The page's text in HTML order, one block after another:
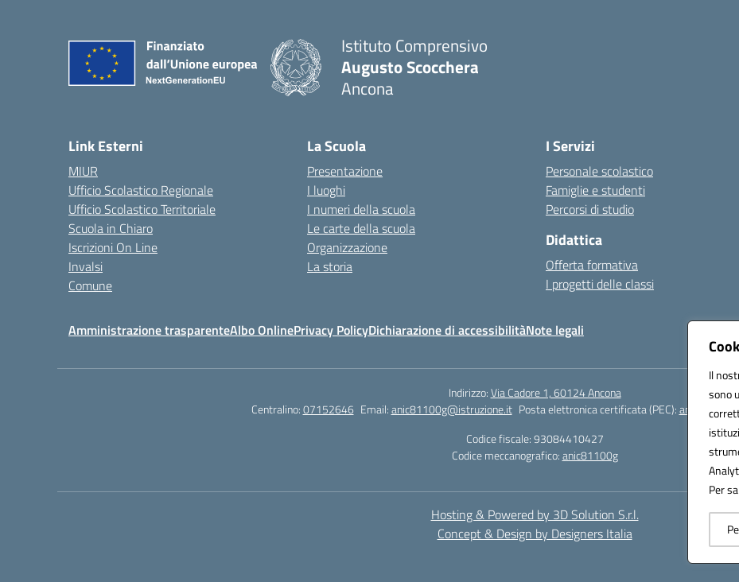
Il
sono
Per
Istituto Comprensivo
Augusto Scocchera
Ancona
Link Esterni
MIUR
Ufficio Scolastico Regionale
Ufficio Scolastico Territoriale
Scuola in Chiaro
Iscrizioni On Line
Invalsi
Comune
La Scuola
Presentazione
I luoghi
I numeri della scuola
Le carte della scuola
Organizzazione
La storia
I Servizi
Personale scolastico
Famiglie e studenti
Percorsi di studio
Didattica
Offerta formativa
I progetti delle classi
Amministrazione trasparenteAlbo OnlinePrivacy PolicyDichiarazione di accessibilitàNote legali
Indirizzo:Via Cadore 1, 60124 Ancona
Centralino:07152646 Email:anic81100g@istruzione.it Posta elettronica certificata (PEC):
Codice fiscale: 93084410427
Codice meccanografico:anic81100g
Hosting & Powered by 3D Solution S.r.l.
Concept & Design by Designers Italia